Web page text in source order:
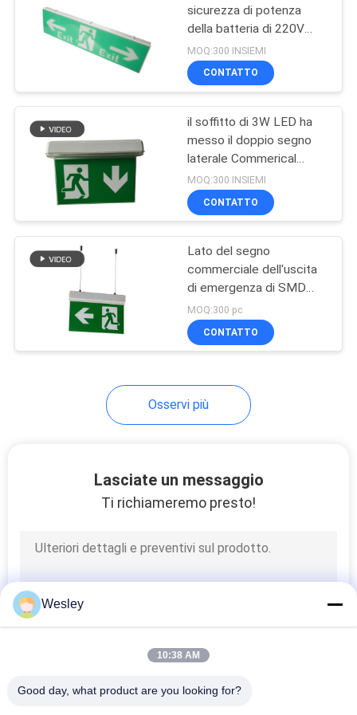
Luci di emergenza
difficili di auto
Luci di emergenza
gemellate del punto
segni principali
Doppi segni
dell'uscita
parteggiata
sicurezza di potenza
della batteria di 220V
LED con 3 anni di
garanzia
MOQ:300 INSIEMI
CONTATTO
il soffitto di 3W LED ha
messo il doppio segno
laterale Commerical
dell'uscita di sicurezza
MOQ:300 INSIEMI
CONTATTO
Lato del segno
commerciale dell'uscita
di emergenza di SMD
2835 LED doppio
MOQ:300 pc
CONTATTO
Osservi più
Lasciate un messaggio
Ti richiameremo presto!
Wesley
10:38 AM
Good day, what product are you looking for?